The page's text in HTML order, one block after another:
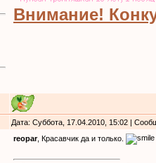
Внимание!
Дата: Суббота, 17.04.2010, 15:02 |
reopar, Красавчик да и только.